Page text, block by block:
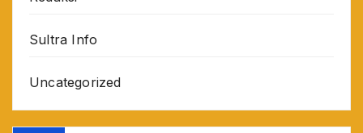
Sultra Info
Uncategorized